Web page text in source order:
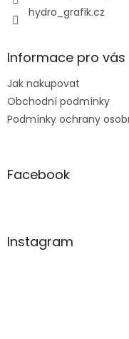
hydro_grafik.cz
Informace pro vás
Jak nakupovat
Obchodní podmínky
Podmínky ochrany
Facebook
Instagram